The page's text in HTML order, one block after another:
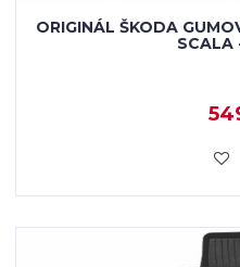
ORIGINÁL ŠKODA
SCALA